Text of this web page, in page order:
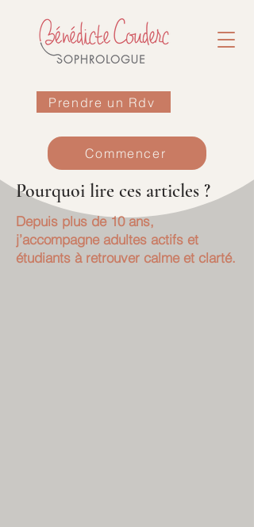
Prendre un Rdv
Commencer
Pourquoi lire ces articles ?
Depuis plus de 10 ans,
j’accompagne adultes actifs et
étudiants à retrouver calme et clarté.